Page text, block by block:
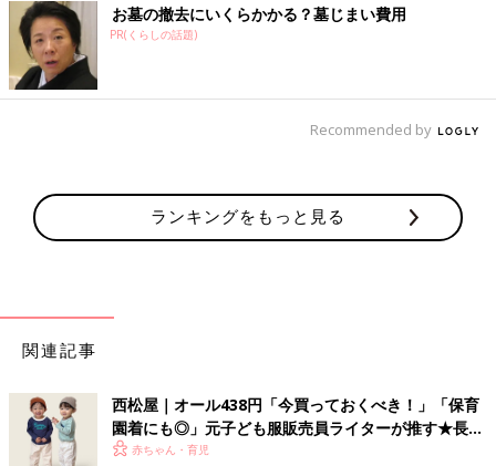
お墓の撤去にいくらかかる？墓じまい費用
PR(くらしの話題)
Recommended by
ランキングをもっと見る
関連記事
西松屋｜オール438円「今買っておくべき！」「保育
園着にも◎」元子ども服販売員ライターが推す★長袖
Tシャツ5選
赤ちゃん・育児